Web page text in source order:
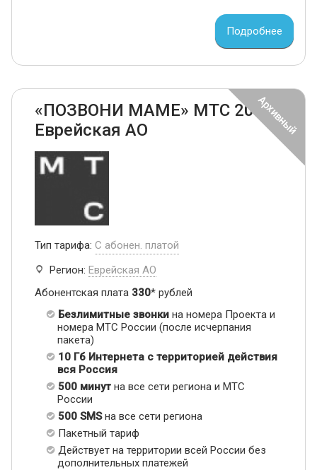
Подробнее
«ПОЗВОНИ МАМЕ» МТС 2024
Еврейская АО
Тип тарифа: С абонен. платой
Регион: Еврейская АО
Абонентская плата 330* рублей
Безлимитные звонки на номера Проекта и
номера МТС России (после исчерпания
пакета)
10 Гб Интернета с территорией действия
вся Россия
500 минут на все сети региона и МТС
России
500 SMSна все сети региона
Пакетный тариф
Действует на территории всей России без
дополнительных платежей